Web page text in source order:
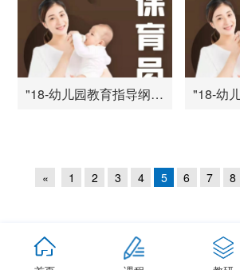
"18-幼儿园教育指导纲要(试行)
« 1 2 3 4 5 6 7 8